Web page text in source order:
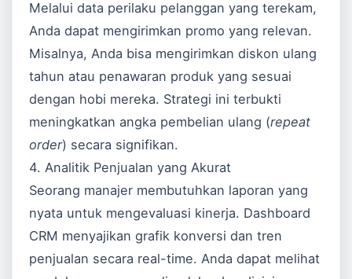
Melalui data perilaku pelanggan yang terekam,
Anda dapat mengirimkan promo yang relevan.
Misalnya, Anda bisa mengirimkan diskon ulang
tahun atau penawaran produk yang sesuai
dengan hobi mereka. Strategi ini terbukti
meningkatkan angka pembelian ulang (repeat
order) secara signifikan.
4. Analitik Penjualan yang Akurat
Seorang manajer membutuhkan laporan yang
nyata untuk mengevaluasi kinerja. Dashboard
CRM menyajikan grafik konversi dan tren
penjualan secara real-time. Anda dapat melihat